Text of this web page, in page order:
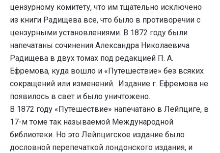
цензурному комитету, что им тщательно исключено
из книги Радищева все, что было в противоречии с
цензурными установлениями. В 1872 году были
напечатаны сочинения Александра Николаевича
Радищева в двух томах под редакцией П. А.
Ефремова, куда вошло и «Путешествие» без всяких
сокращений или изменений. Издание г. Ефремова не
появилось в свет и было уничтожено.
В 1872 году «Путешествие» напечатано в Лейпциге, в
17-м томе так называемой Международной
библиотеки. Но это Лейпцигское издание было
дословной перепечаткой лондонского издания, и